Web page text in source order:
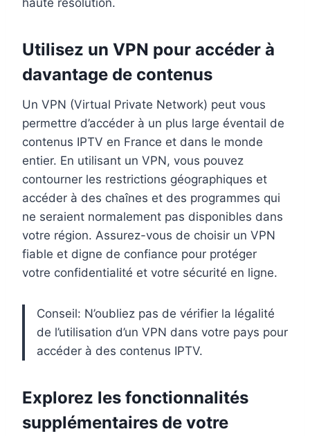
Utilisez un VPN pour accéder à
davantage de contenus
Un VPN (Virtual Private Network) peut vous
permettre d’accéder à un plus large éventail de
contenus IPTV en France et dans le monde
entier. En utilisant un VPN, vous pouvez
contourner les restrictions géographiques et
accéder à des chaînes et des programmes qui
ne seraient normalement pas disponibles dans
votre région. Assurez-vous de choisir un VPN
fiable et digne de confiance pour protéger
votre confidentialité et votre sécurité en ligne.
Conseil: N’oubliez pas de vérifier la légalité
de l’utilisation d’un VPN dans votre pays pour
accéder à des contenus IPTV.
Explorez les fonctionnalités
supplémentaires de votre